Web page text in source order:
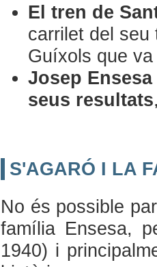
El tren de
carrilet del seu
Guíxols que
Josep
seus resultats
S'AGARÓ I LA
No és possible
família Ensesa,
1940) i